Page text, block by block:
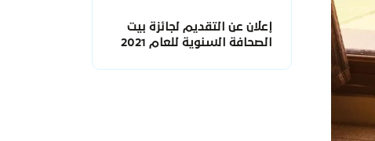
إعلان عن التقديم لجائزة بيت
الصحافة السنوية للعام 2021